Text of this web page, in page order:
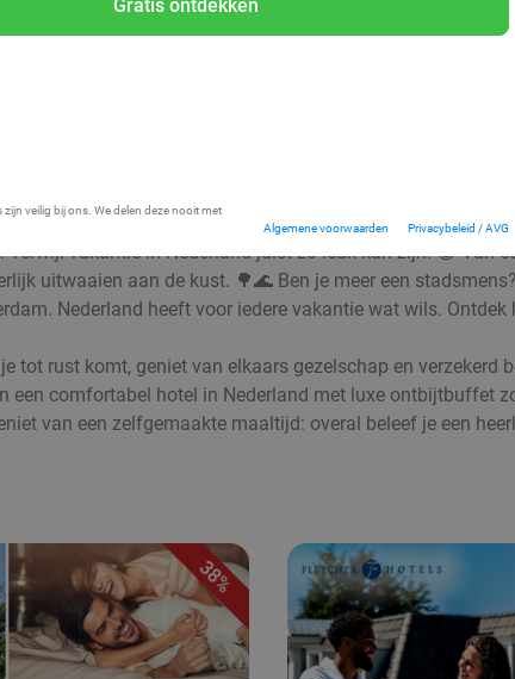
Gratis ontdekken
veilig bij ons. We delen deze nooit met
Algemene voorwaarden Privacybeleid / AVG
vakantie in Nederland juist zo leuk kan zijn! 😁 Van
uitwaaien aan de kust. 🌳🌊 Ben je meer een
Nederland heeft voor iedere vakantie wat wils. Ontdek
rust komt, geniet van elkaars gezelschap en verzekerd
comfortabel hotel in Nederland met luxe ontbijtbuffet
van een zelfgemaakte maaltijd: overal beleef je een
38%